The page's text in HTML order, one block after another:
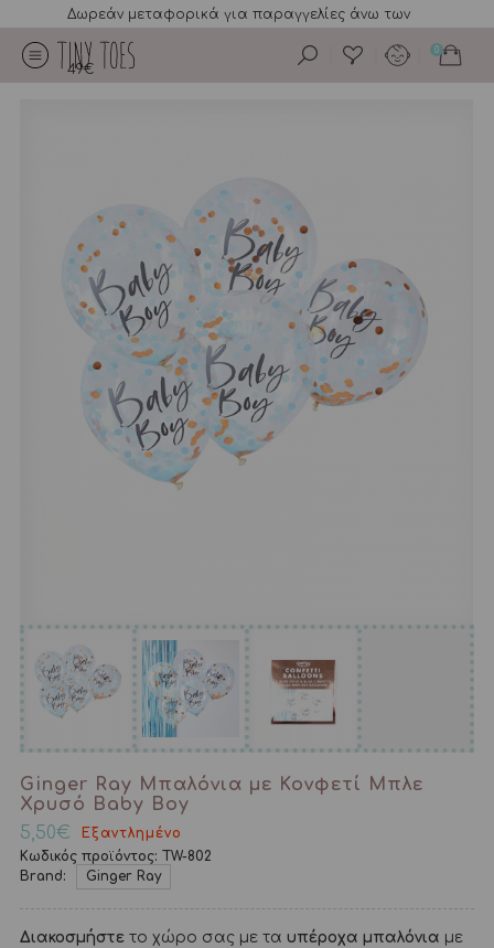
Δωρεάν μεταφορικά για παραγγελίες άνω των
49€
0
Ginger Ray Μπαλόνια με Κονφετί Μπλε
Χρυσό Baby Boy
5,50€
Εξαντλημένο
Κωδικός προϊόντος: TW-802
Brand:
Ginger Ray
Διακοσμήστετο χώρο σας με τα υπέροχα μπαλόνια με